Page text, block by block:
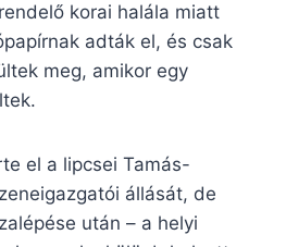
korai halála miatt
adták el, és csak
meg, amikor egy
el a lipcsei Tamás-
állását, de
után – a helyi